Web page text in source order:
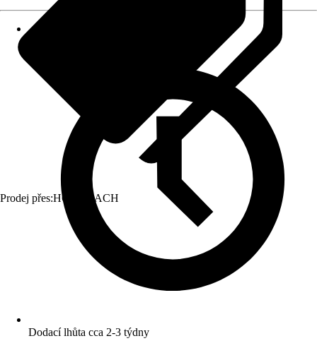
Prodej přes:HORNBACH
Dodací lhůta cca 2-3 týdny